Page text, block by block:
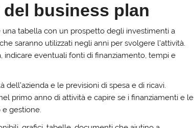
business plan
tabella con un prospetto degli investimenti a
saranno utilizzati negli anni per svolgere l’attività.
indicare eventuali fonti di finanziamento, tempi e
e le previsioni di spesa e di ricavi.
primo anno di attività e capire se i finanziamenti e le
e gestione.